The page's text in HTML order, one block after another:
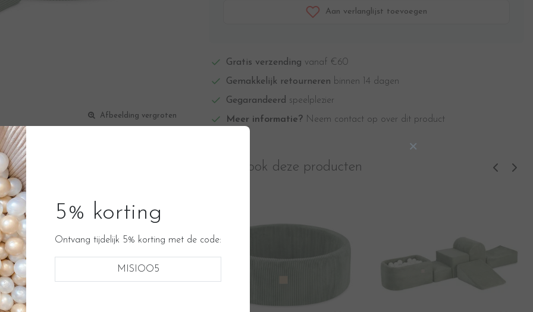
Afbeelding vergroten
Aan verlanglijst toevoegen
Gratis verzending vanaf €60
Gemakkelijk retourneren binnen 14 dagen
Gegarandeerd speelplezier
Meer informatie? Neem contact op over dit product
met trapje. Deze Misioo ballenbak wordt
Silver en Mint Pearl.
de geboorte. En in de eerste jaren is het dan ook
baby’s, peuters en kleuters een veilige plek om
hoes. Dankzij het degelijke karakter kan de
Bekijk ook deze producten
×
5% korting
Ontvang tijdelijk 5% korting met de code:
MISIOO5